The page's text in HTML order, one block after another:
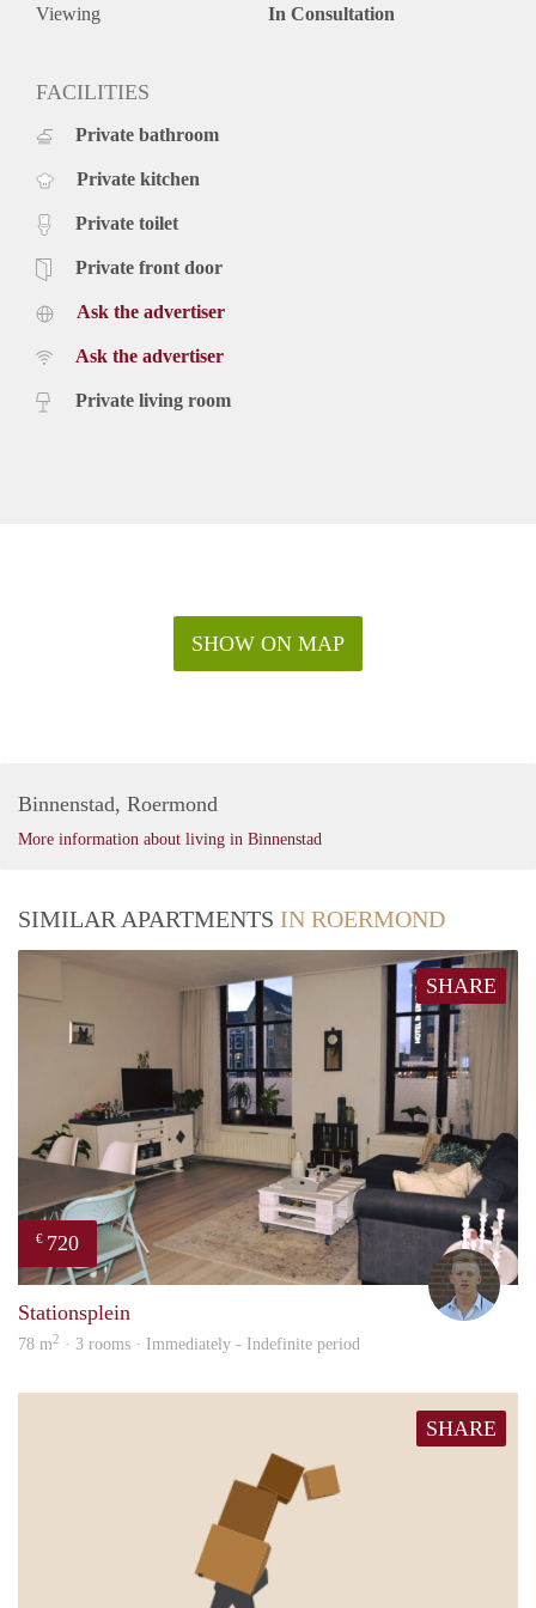
Viewing In Consultation
FACILITIES
Private bathroom
Private kitchen
Private toilet
Private front door
Ask the advertiser
Ask the advertiser
Private living room
SHOW ON MAP
Binnenstad, Roermond
More information about living in Binnenstad
SIMILAR APARTMENTS IN ROERMOND
SHARE
€ 720
Tom
Stationsplein
78 m2 · 3 rooms · Immediately - Indefinite period
SHARE